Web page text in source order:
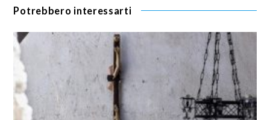
Potrebbero interessarti